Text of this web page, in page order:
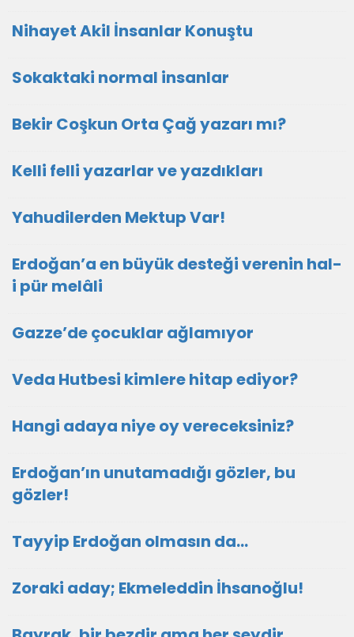
Nihayet Akil İnsanlar Konuştu
Sokaktaki normal insanlar
Bekir Coşkun Orta Çağ yazarı mı?
Kelli felli yazarlar ve yazdıkları
Yahudilerden Mektup Var!
Erdoğan’a en büyük desteği verenin hal-
i pür melâli
Gazze’de çocuklar ağlamıyor
Veda Hutbesi kimlere hitap ediyor?
Hangi adaya niye oy vereceksiniz?
Erdoğan’ın unutamadığı gözler, bu
gözler!
Tayyip Erdoğan olmasın da…
Zoraki aday; Ekmeleddin İhsanoğlu!